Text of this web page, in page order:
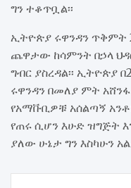
ግን ተቆጥቧል፡፡
ኢትዮጵያ ሩዋንዳን ጥቅምት
ጨዋታው ከሳምንት በኃላ
ግብር ያስረዳል፡፡ ኢትዮጵያ
ሩዋንዳን በመለያ ምት
የአማቩቢዎቹ አሰልጣኝ
የጠሩ ሲሆን እሁድ ዝግጅት
ያለው ሁኔታ ግን እስካሁን